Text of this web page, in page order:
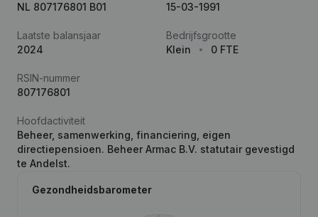
NL 807176801 B01
15-03-1991
Laatste balansjaar
2024
Bedrijfsgrootte
Klein
0 FTE
RSIN-nummer
807176801
Hoofdactiviteit
Beheer, samenwerking, financiering, eigen
directiepensioen. Beheer Armac B.V. statutair gevestigd
te Andelst.
Gezondheidsbarometer